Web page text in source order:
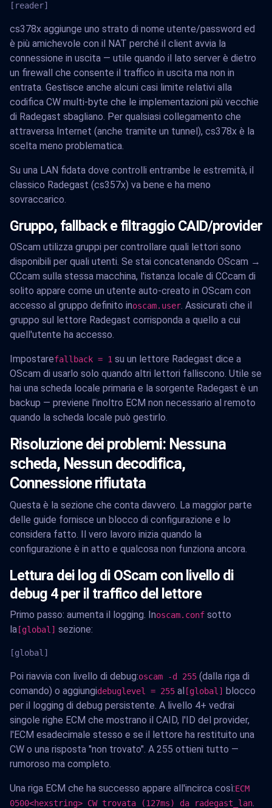
[reader]
cs378x aggiunge uno strato di nome utente/password ed
è più amichevole con il NAT perché il client avvia la
connessione in uscita — utile quando il lato server è dietro
un firewall che consente il traffico in uscita ma non in
entrata. Gestisce anche alcuni casi limite relativi alla
codifica CW multi-byte che le implementazioni più vecchie
di Radegast sbagliano. Per qualsiasi collegamento che
attraversa Internet (anche tramite un tunnel), cs378x è la
scelta meno problematica.
Su una LAN fidata dove controlli entrambe le estremità, il
classico Radegast (cs357x) va bene e ha meno
sovraccarico.
Gruppo, fallback e filtraggio CAID/provider
OScam utilizza gruppi per controllare quali lettori sono
disponibili per quali utenti. Se stai concatenando OScam →
CCcam sulla stessa macchina, l'istanza locale di CCcam di
solito appare come un utente auto-creato in OScam con
accesso al gruppo definito inoscam.user. Assicurati che il
gruppo sul lettore Radegast corrisponda a quello a cui
quell'utente ha accesso.
Impostarefallback = 1 su un lettore Radegast dice a
OScam di usarlo solo quando altri lettori falliscono. Utile se
hai una scheda locale primaria e la sorgente Radegast è un
backup — previene l'inoltro ECM non necessario al remoto
quando la scheda locale può gestirlo.
Risoluzione dei problemi: Nessuna
scheda, Nessun decodifica,
Connessione rifiutata
Questa è la sezione che conta davvero. La maggior parte
delle guide fornisce un blocco di configurazione e lo
considera fatto. Il vero lavoro inizia quando la
configurazione è in atto e qualcosa non funziona ancora.
Lettura dei log di OScam con livello di
debug 4 per il traffico del lettore
Primo passo: aumenta il logging. Inoscam.conf sotto
la [global] sezione:
[global]
Poi riavvia con livello di debug:oscam -d 255 (dalla riga di
comando) o aggiungidebuglevel = 255 al [global] blocco
per il logging di debug persistente. A livello 4+ vedrai
singole righe ECM che mostrano il CAID, l'ID del provider,
l'ECM esadecimale stesso e se il lettore ha restituito una
CW o una risposta "non trovato". A 255 ottieni tutto —
rumoroso ma completo.
Una riga ECM che ha successo appare all'incirca così:ECM
0500<hexstring> CW trovata (127ms) da radegast_lan.